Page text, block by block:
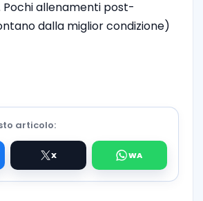
Pochi allenamenti post-
dalla miglior condizione)
articolo: